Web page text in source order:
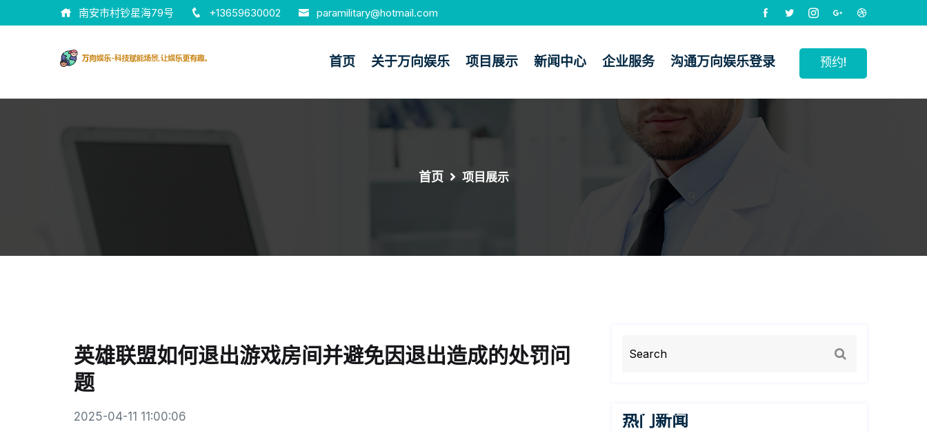
南安市村钞星海79号 +13659630002 paramilitary@hotmail.com
首页 关于万向娱乐 项目展示 新闻中心 企业服务 沟通万向娱乐登录 预约!
首页 项目展示
英雄联盟如何退出游戏房间并避免因退出造成的处罚问
题
2025-04-11 11:00:06 热门新闻